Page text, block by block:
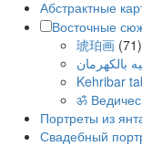
Абстрактные
Восточные
琥珀画 (71)
Kehribar
ॐ
Портреты из
Свадебный